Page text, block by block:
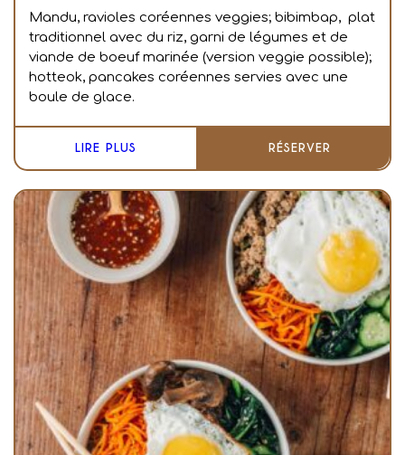
Mandu, ravioles coréennes veggies; bibimbap, plat
traditionnel avec du riz, garni de légumes et de
viande de boeuf marinée (version veggie possible);
hotteok, pancakes coréennes servies avec une
boule de glace.
LIRE PLUS RÉSERVER